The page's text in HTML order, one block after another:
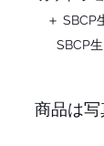
＋ SBCP
SBCP
商品は写